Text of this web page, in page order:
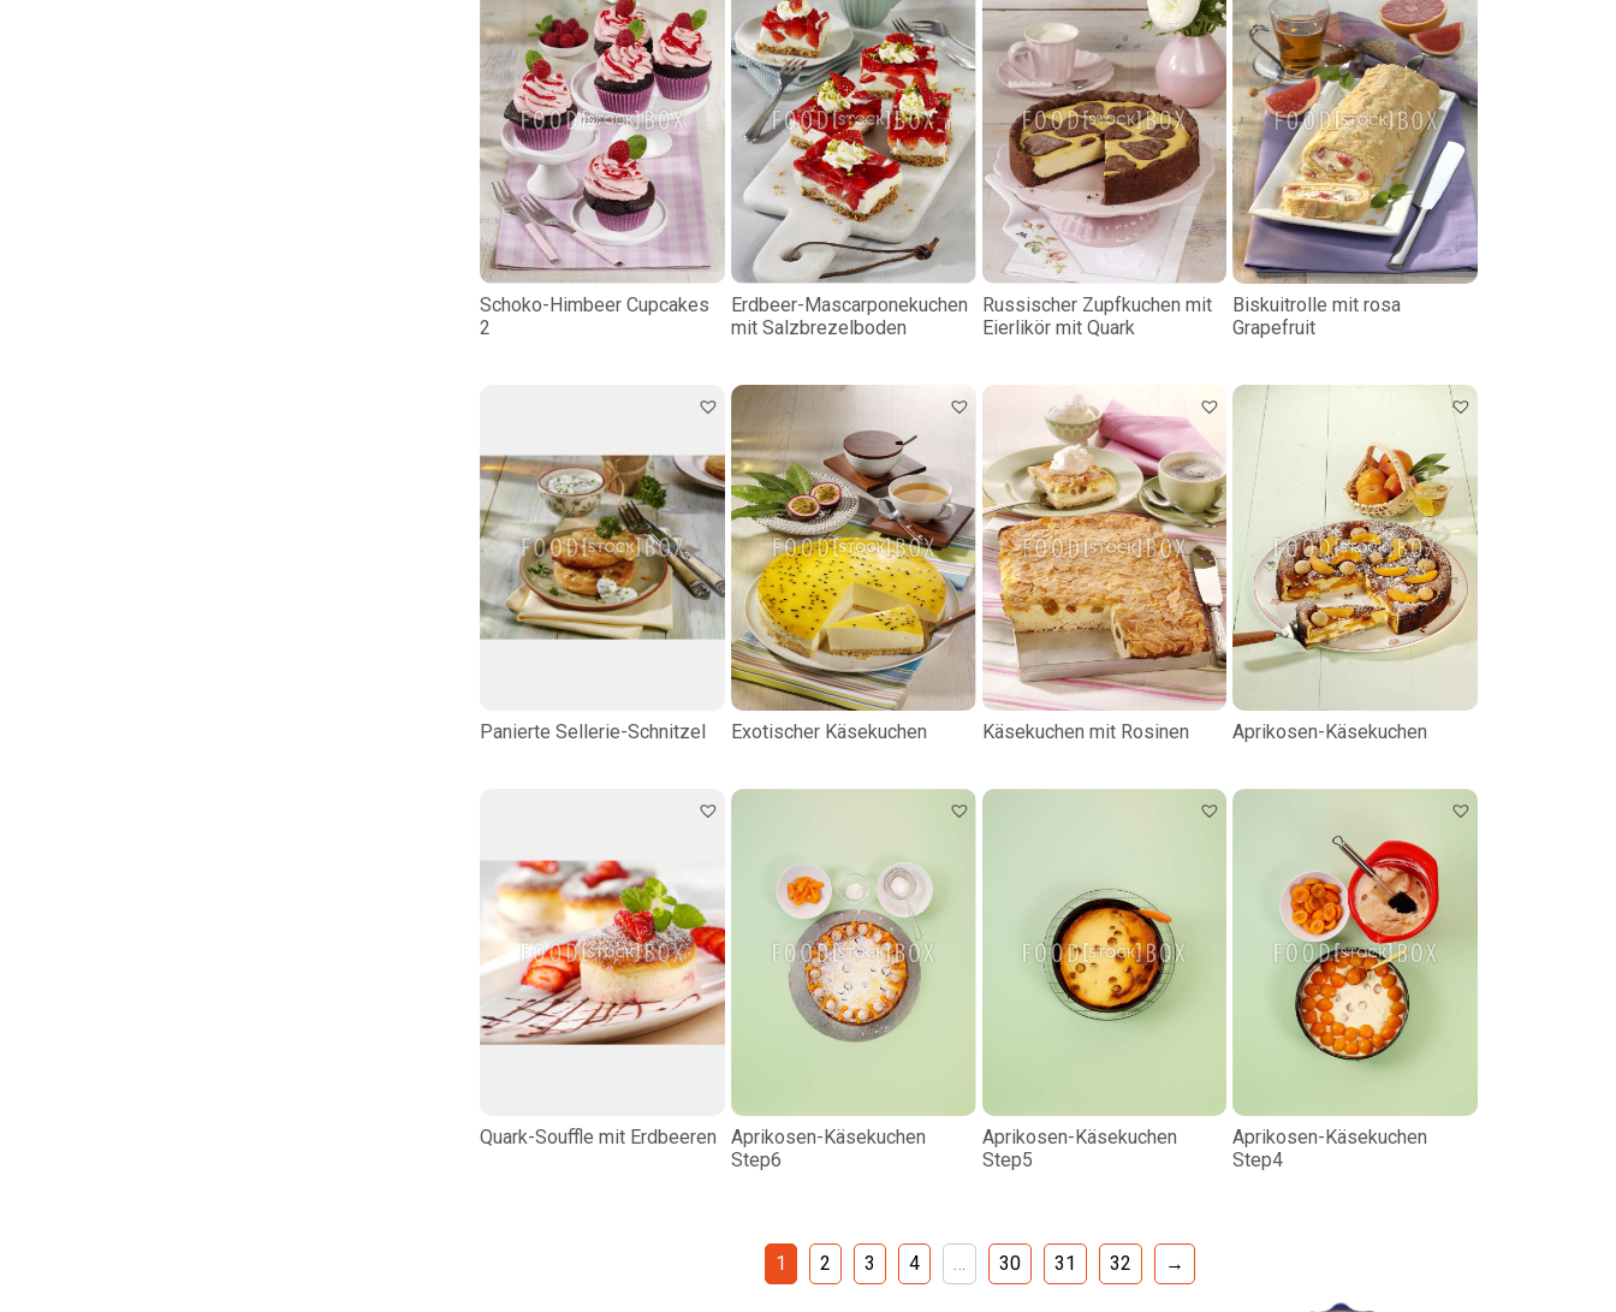
Schoko-Himbeer Cupcakes
2
Erdbeer-Mascarponekuchen
mit Salzbrezelboden
Russischer Zupfkuchen mit
Eierlikör mit Quark
Biskuitrolle mit rosa
Grapefruit
Panierte Sellerie-Schnitzel Exotischer Käsekuchen Käsekuchen mit Rosinen Aprikosen-Käsekuchen
Quark-Souffle mit Erdbeeren
Aprikosen-Käsekuchen
Step6
Aprikosen-Käsekuchen
Step5
Aprikosen-Käsekuchen
Step4
1 2 3 4 … 30 31 32 →